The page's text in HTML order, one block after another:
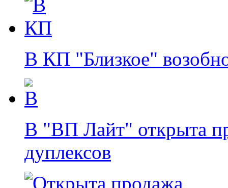
В КП "Близкое"
В "ВП Лайт" открыта
дуплексов